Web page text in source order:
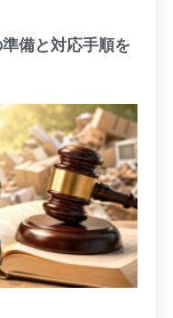
備と対応手順を